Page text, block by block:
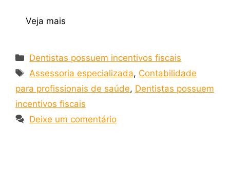
Veja mais
Dentistas possuem incentivos fiscais
Assessoria especializada, Contabilidade
para profissionais de saúde, Dentistas possuem
incentivos fiscais
Deixe um comentário